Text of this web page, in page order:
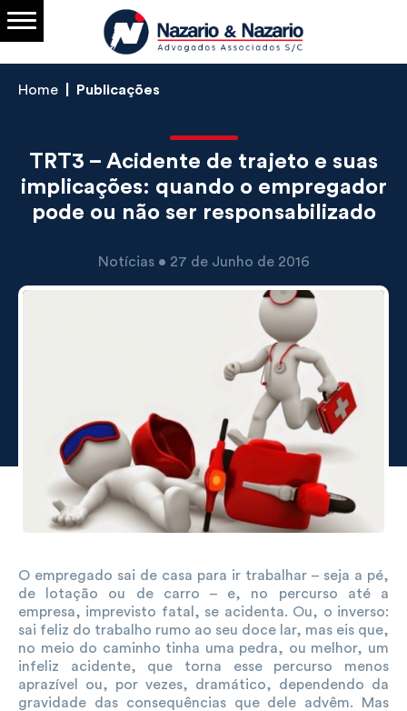
Home Publicações
TRT3 – Acidente de trajeto e suas
implicações: quando o empregador
pode ou não ser responsabilizado
Notícias • 27 de Junho de 2016
O empregado sai de casa para ir trabalhar – seja a pé,
de lotação ou de carro – e, no percurso até a
empresa, imprevisto fatal, se acidenta. Ou, o inverso:
sai feliz do trabalho rumo ao seu doce lar, mas eis que,
no meio do caminho tinha uma pedra, ou melhor, um
infeliz acidente, que torna esse percurso menos
aprazível ou, por vezes, dramático, dependendo da
gravidade das consequências que dele advêm. Mas